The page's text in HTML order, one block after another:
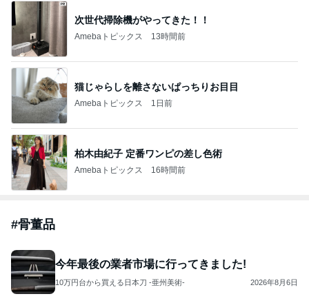
次世代掃除機がやってきた！！
Amebaトピックス 13時間前
猫じゃらしを離さないぱっちりお目目
Amebaトピックス 1日前
柏木由紀子 定番ワンピの差し色術
Amebaトピックス 16時間前
#骨董品
今年最後の業者市場に行ってきました!
10万円台から買える日本刀 -亜州美術- 2026年8月6日